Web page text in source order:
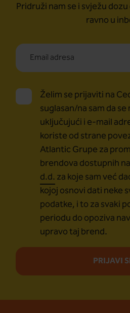
Pridruži nam se i svježu
ravno u
Želim se prijaviti na
suglasan/na sam da
uključujući i e-mail
koriste od strane
Atlantic Grupe za
brendova dostupnih na
d.d. za koje sam već
kojoj osnovi dati neke
podatke, i to za svaki
periodu do opoziva
upravo taj brend.
PRIJAVI